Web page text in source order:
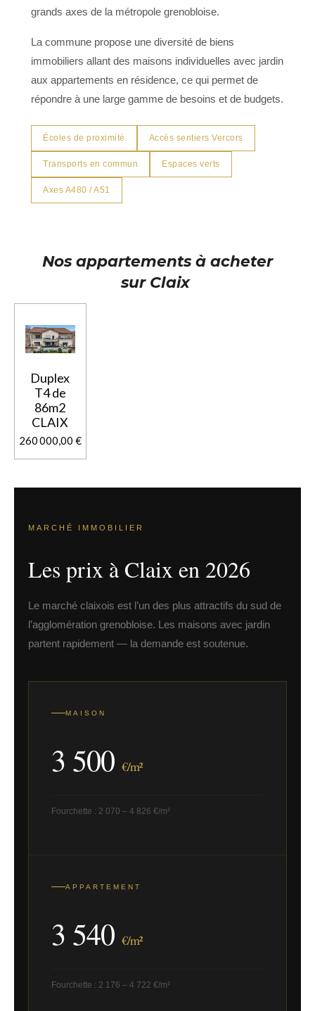
grands axes de la métropole grenobloise.
La commune propose une diversité de biens
immobiliers allant des maisons individuelles avec jardin
aux appartements en résidence, ce qui permet de
répondre à une large gamme de besoins et de budgets.
Écoles de proximité Accès sentiers Vercors
Transports en commun Espaces verts
Axes A480 / A51
Nos appartements à acheter
surClaix
Duplex
T4 de
86m2
CLAIX
260 000,00 €
MARCHÉ IMMOBILIER
Les prix à Claix en 2026
Le marché claixois est l’un des plus attractifs du sud de
l’agglomération grenobloise. Les maisons avec jardin
partent rapidement — la demande est soutenue.
MAISON
3 500 €/m²
Fourchette : 2 070 – 4 826 €/m²
APPARTEMENT
3 540 €/m²
Fourchette : 2 176 – 4 722 €/m²